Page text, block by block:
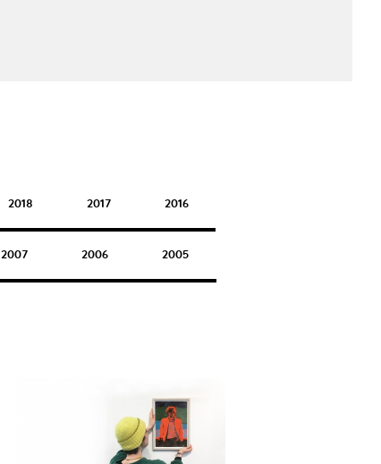
2018 2017 2016
2007 2006 2005